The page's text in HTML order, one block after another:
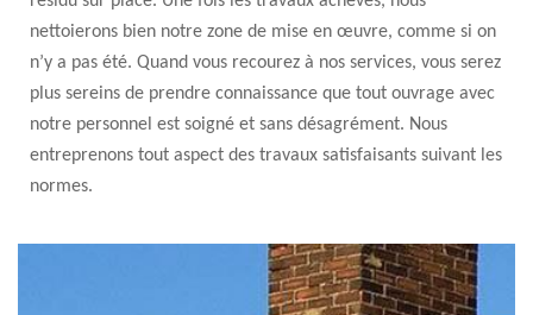
nettoierons bien notre zone de mise en œuvre, comme si on
n’y a pas été. Quand vous recourez à nos services, vous serez
plus sereins de prendre connaissance que tout ouvrage avec
notre personnel est soigné et sans désagrément. Nous
entreprenons tout aspect des travaux satisfaisants suivant les
normes.